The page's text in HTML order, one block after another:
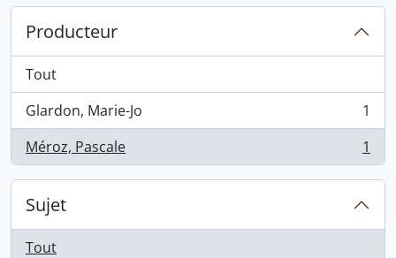
Producteur
Tout
Glardon, Marie-Jo
, 1 résultats
1
Méroz, Pascale
, 1 résultats 1
Sujet
Tout